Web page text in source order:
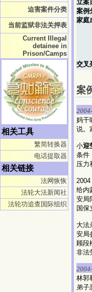
迫害案件分类
当前监狱非法关押表
Current Illegal
detainee in
Prison/Camps
相关工具
繁简转换器
电话提取器
相关链接
法网恢恢
法轮大法新闻社
法轮功追查国际组织
立案
案例
家庭
交叉
案
妈干
说。
小迎
条件
压力
给内
安局
国保
大法
安局
顾段
非法
林郭
弟子